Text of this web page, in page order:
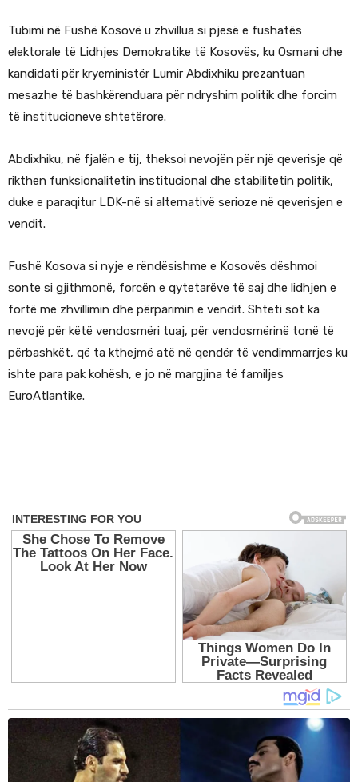
Tubimi në Fushë Kosovë u zhvillua si pjesë e fushatës
elektorale të Lidhjes Demokratike të Kosovës, ku Osmani dhe
kandidati për kryeministër Lumir Abdixhiku prezantuan
mesazhe të bashkërenduara për ndryshim politik dhe forcim
të institucioneve shtetërore.
Abdixhiku, në fjalën e tij, theksoi nevojën për një qeverisje që
rikthen funksionalitetin institucional dhe stabilitetin politik,
duke e paraqitur LDK-në si alternativë serioze në qeverisjen e
vendit.
Fushë Kosova si nyje e rëndësishme e Kosovës dëshmoi
sonte si gjithmonë, forcën e qytetarëve të saj dhe lidhjen e
fortë me zhvillimin dhe përparimin e vendit. Shteti sot ka
nevojë për këtë vendosmëri tuaj, për vendosmërinë tonë të
përbashkët, që ta kthejmë atë në qendër të vendimmarrjes ku
ishte para pak kohësh, e jo në margjina të familjes
EuroAtlantike.